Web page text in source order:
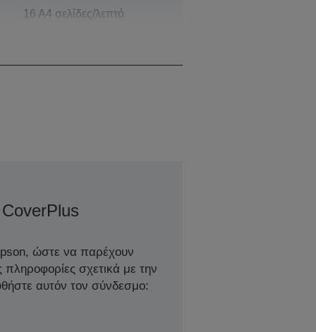
16 A4 σελίδες/λεπτό
ώστε να παρέχουν
πληροφορίες σχετικά με την
αυτόν τον σύνδεσμο: